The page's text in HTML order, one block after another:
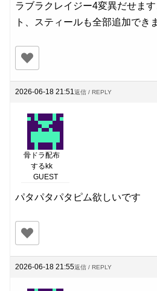
ラブラクレイジー4変異だせま
ト、スティールも全部追加でき
2026-06-18 21:51返信 / REPLY
骨ドラ配布
するkk
GUEST
パタパタパタピム欲しいです
2026-06-18 21:55返信 / REPLY